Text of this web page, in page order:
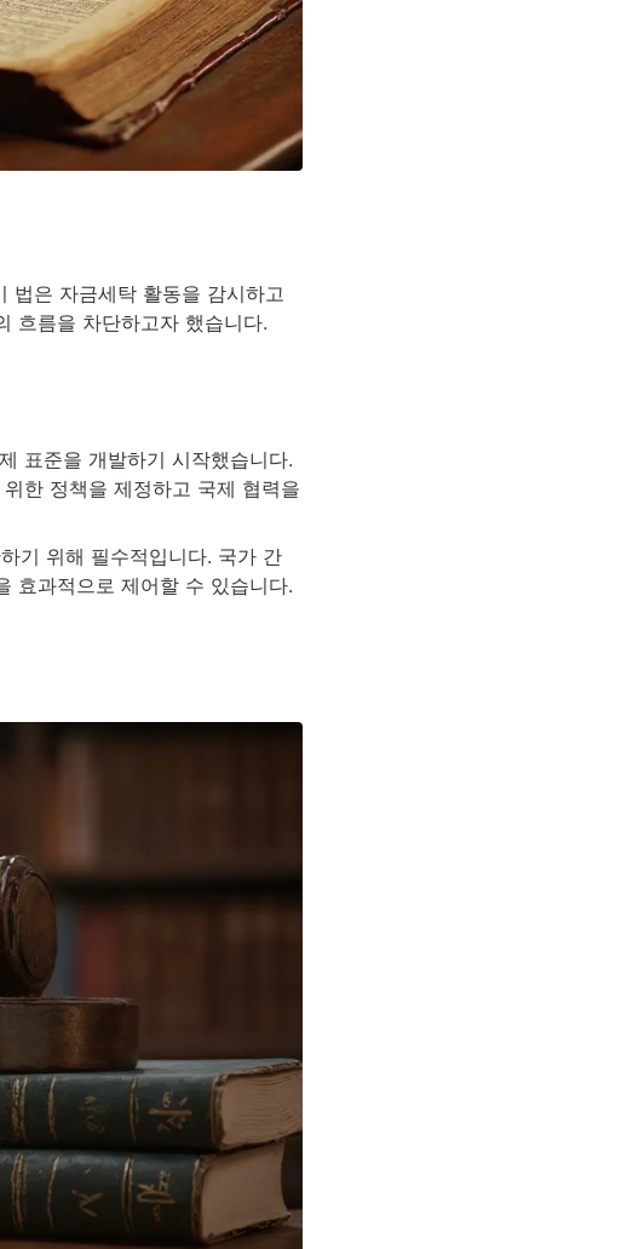
법은 자금세탁 활동을 감시하고
흐름을 차단하고자 했습니다.
표준을 개발하기 시작했습니다.
한 정책을 제정하고 국제 협력을
기 위해 필수적입니다. 국가 간
효과적으로 제어할 수 있습니다.